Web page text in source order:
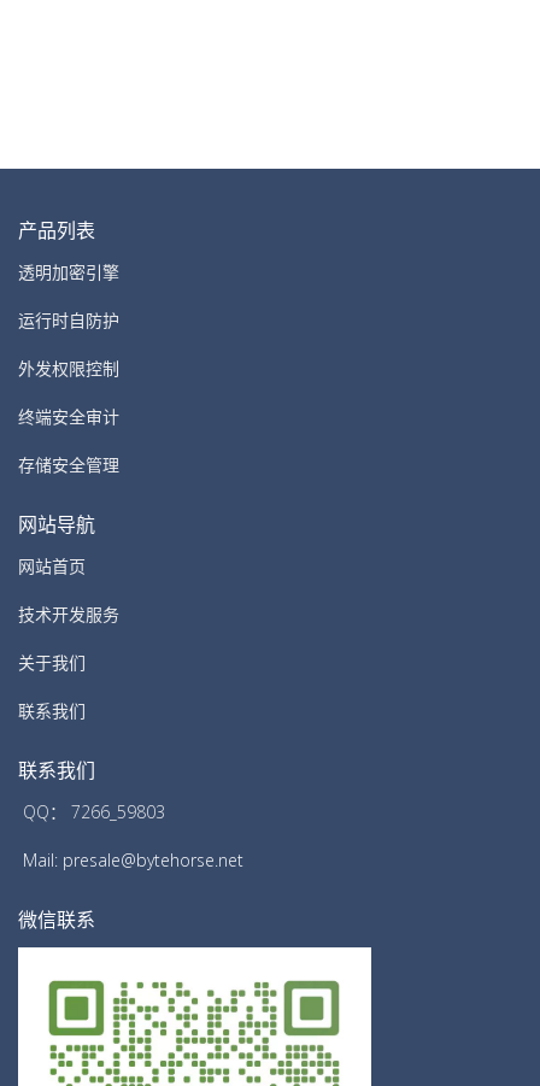
产品列表
透明加密引擎
运行时自防护
外发权限控制
终端安全审计
存储安全管理
网站导航
网站首页
技术开发服务
关于我们
联系我们
联系我们
QQ： 7266_59803
Mail: presale@bytehorse.net
微信联系